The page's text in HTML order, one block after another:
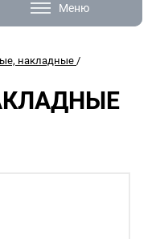
Меню
накладные /